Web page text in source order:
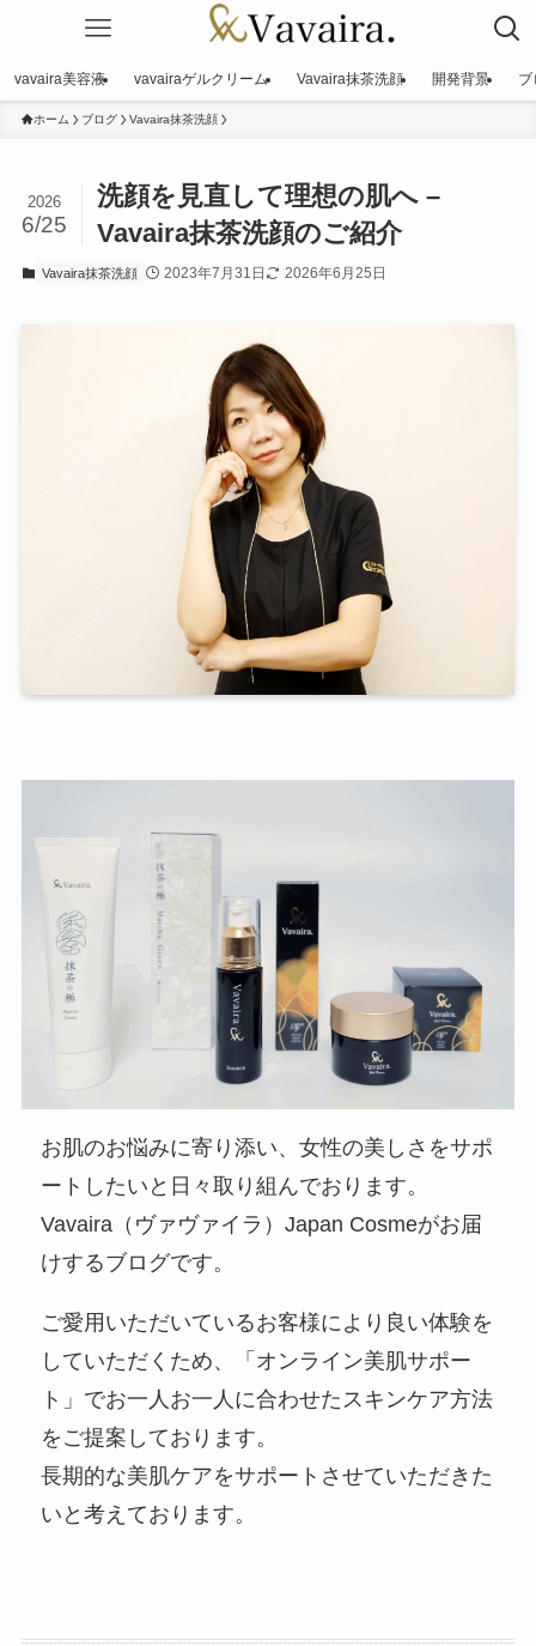
vavaira美容液 vavairaゲルクリーム Vavaira抹茶洗顔 開発背景 ブ
ホーム ブログ Vavaira抹茶洗顔
洗顔を見直して理想の肌へ –
Vavaira抹茶洗顔のご紹介
2026
6/25
Vavaira抹茶洗顔 2023年7月31日 2026年6月25日
お肌のお悩みに寄り添い、女性の美しさをサポ
ートしたいと日々取り組んでおります。
Vavaira（ヴァヴァイラ）Japan Cosmeがお届
けするブログです。
ご愛用いただいているお客様により良い体験を
していただくため、「オンライン美肌サポー
ト」でお一人お一人に合わせたスキンケア方法
をご提案しております。
長期的な美肌ケアをサポートさせていただきた
いと考えております。